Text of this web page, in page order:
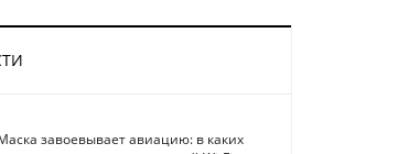
завоевывает авиацию: в каких